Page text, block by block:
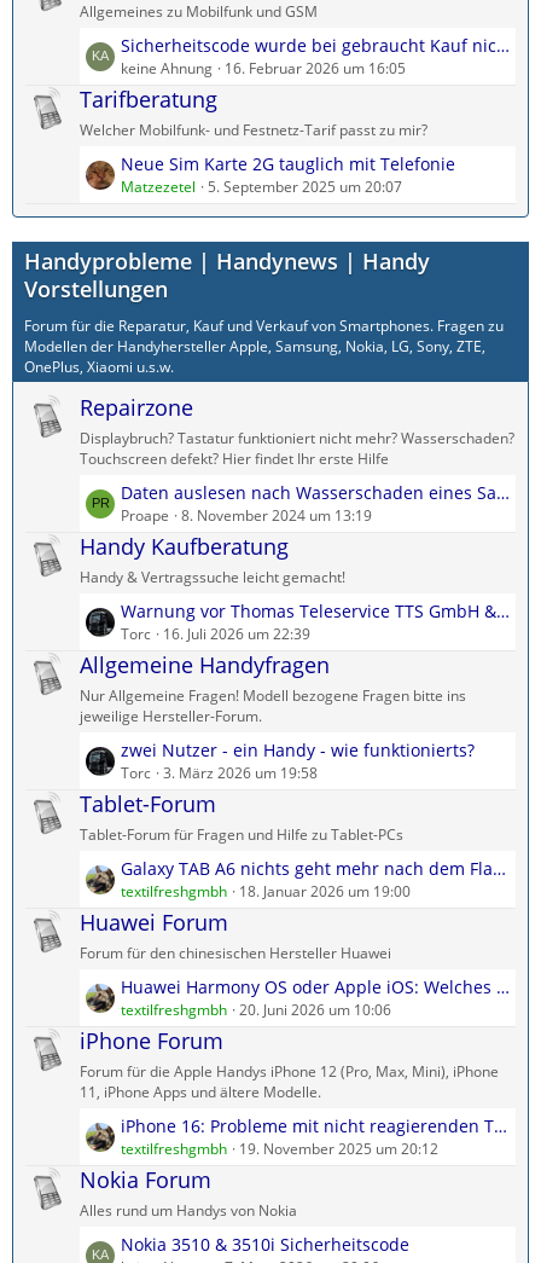
r
ä
g
e
t
e
B
e
i
r
ä
g
e
Allgemeines zu Mobilfunk und GSM
L
e
t
t
e
B
e
i
t
r
g
e
Sicherheitscode wurde bei gebraucht Kauf nicht beigelegt!
keine Ahnung 16. Februar 2026 um 16:05
Tarifberatung
Welcher Mobilfunk- und Festnetz-Tarif passt zu mir?
L
e
t
z
t
e
e
i
t
r
ä
g
Neue Sim Karte 2G tauglich mit Telefonie
Matzezetel 5. September 2025 um 20:07
Handyprobleme | Handynews | Handy
Vorstellungen
Forum für die Reparatur, Kauf und Verkauf von Smartphones. Fragen zu
Modellen der Handyhersteller Apple, Samsung, Nokia, LG, Sony, ZTE,
OnePlus, Xiaomi u.s.w.
Repairzone
Displaybruch? Tastatur funktioniert nicht mehr? Wasserschaden?
Touchscreen defekt? Hier findet Ihr erste Hilfe
L
e
t
t
e
B
e
i
t
ä
g
e
Daten auslesen nach Wasserschaden eines Samsung Galaxy A71
Proape 8. November 2024 um 13:19
Handy Kaufberatung
Handy & Vertragssuche leicht gemacht!
L
e
t
t
B
e
i
t
ä
g
e
Warnung vor Thomas Teleservice TTS GmbH & Co. KG
Torc 16. Juli 2026 um 22:39
Allgemeine Handyfragen
Nur Allgemeine Fragen! Modell bezogene Fragen bitte ins
jeweilige Hersteller-Forum.
L
e
t
t
e
B
e
i
r
ä
g
e
zwei Nutzer - ein Handy - wie funktionierts?
Torc 3. März 2026 um 19:58
Tablet-Forum
Tablet-Forum für Fragen und Hilfe zu Tablet-PCs
L
e
t
t
e
B
e
i
t
ä
g
e
Galaxy TAB A6 nichts geht mehr nach dem Flashen
textilfreshgmbh 18. Januar 2026 um 19:00
Huawei Forum
Forum für den chinesischen Hersteller Huawei
L
e
t
t
B
e
i
t
ä
Huawei Harmony OS oder Apple iOS: Welches wählen?
textilfreshgmbh 20. Juni 2026 um 10:06
iPhone Forum
Forum für die Apple Handys iPhone 12 (Pro, Max, Mini), iPhone
11, iPhone Apps und ältere Modelle.
L
e
t
t
e
iPhone 16: Probleme mit nicht reagierenden Touch-Display?
textilfreshgmbh 19. November 2025 um 20:12
Nokia Forum
Alles rund um Handys von Nokia
L
Nokia 3510 & 3510i Sicherheitscode